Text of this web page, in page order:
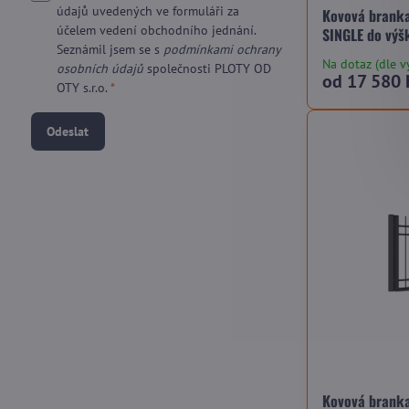
Kovová
SINGLE do
Na dotaz (dle
od 17 580
Kovová
údajů uvedených ve formuláři za
účelem vedení obchodního jednání.
Seznámil jsem se s podmínkami ochrany
osobních údajů společnosti PLOTY OD
OTY s.r.o. *
Odeslat